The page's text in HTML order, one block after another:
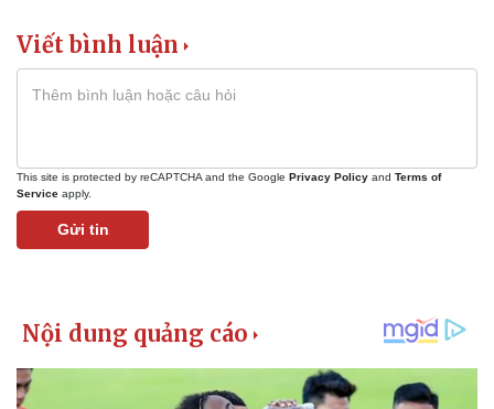
Viết bình luận
This site is protected by reCAPTCHA and the Google Privacy Policy and Terms of
Service apply.
Gửi tin